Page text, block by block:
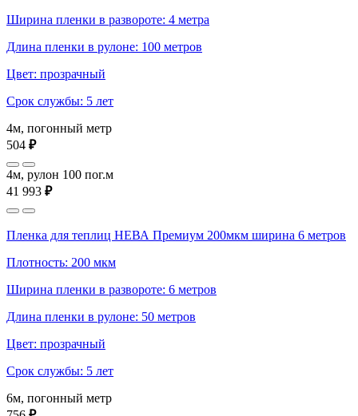
Ширина пленки в развороте: 4 метра
Длина пленки в рулоне: 100 метров
Цвет: прозрачный
Срок службы: 5 лет
4м, погонный метр
504 ₽
4м, рулон 100 пог.м
41 993 ₽
Пленка для теплиц НЕВА Премиум 200мкм ширина 6 метров
Плотность: 200 мкм
Ширина пленки в развороте: 6 метров
Длина пленки в рулоне: 50 метров
Цвет: прозрачный
Срок службы: 5 лет
6м, погонный метр